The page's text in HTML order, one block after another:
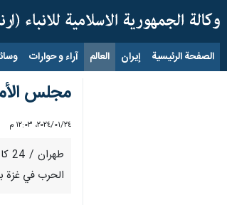
الصفحة الرئيسية إيران العالم آراء و حوارات
مجلس
٢٤‏/٠١‏/٢٠٢٤، ١٢:٠٣ م